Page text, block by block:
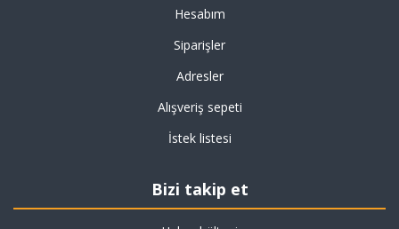
Hesabım
Siparişler
Adresler
Alışveriş sepeti
İstek listesi
Bizi takip et